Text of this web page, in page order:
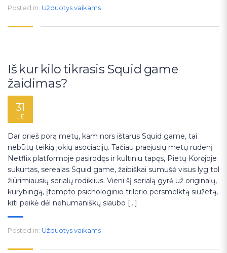
Posted in: Užduotys vaikams
Iš kur kilo tikrasis Squid game
žaidimas?
31
LIE
Dar prieš porą metų, kam nors ištarus Squid game, tai
nebūtų teikią jokių asociacijų. Tačiau praėjusių metų rudenį
Netflix platformoje pasirodęs ir kultiniu tapęs, Pietų Korėjoje
sukurtas, serealas Squid game, žaibiškai sumušė visus lyg tol
žiūrimiausių serialų rodiklius. Vieni šį serialą gyrė už originalų,
kūrybingą, įtempto psichologinio trilerio persmelktą siužetą,
kiti peikė dėl nehumaniškų siaubo […]
Posted in: Užduotys vaikams